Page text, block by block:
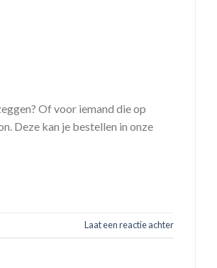
Of voor iemand die op
Deze kan je bestellen in onze
Laat een reactie achter